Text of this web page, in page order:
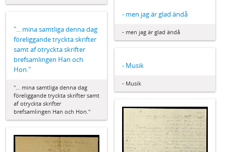
- men jag är glad ändå
- men jag är glad ändå
"... mina samtliga denna dag
föreliggande tryckta skrifter
samt af otryckta skrifter
brefsamlingen Han och
Hon."
"... mina samtliga denna dag
föreliggande tryckta skrifter samt
af otryckta skrifter
brefsamlingen Han och Hon."
- Musik
- Musik